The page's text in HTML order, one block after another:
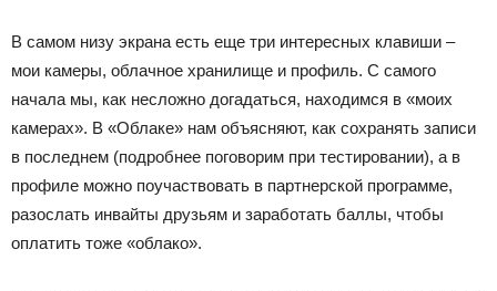
В самом низу экрана есть еще три интересных клавиши –
мои камеры, облачное хранилище и профиль. С самого
начала мы, как несложно догадаться, находимся в «моих
камерах». В «Облаке» нам объясняют, как сохранять записи
в последнем (подробнее поговорим при тестировании), а в
профиле можно поучаствовать в партнерской программе,
разослать инвайты друзьям и заработать баллы, чтобы
оплатить тоже «облако».